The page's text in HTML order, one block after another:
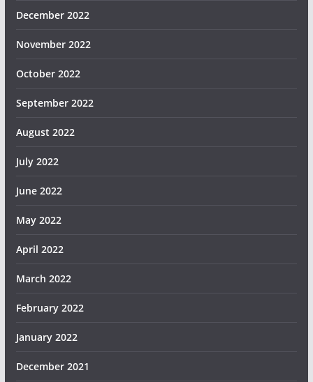
December 2022
November 2022
October 2022
September 2022
August 2022
July 2022
June 2022
May 2022
April 2022
March 2022
February 2022
January 2022
December 2021